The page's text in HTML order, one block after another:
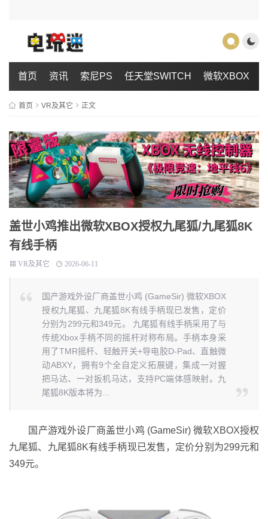
首页 资讯 索尼PS 任天堂SWITCH 微软XBOX
首页 VR及其它 正文
盖世小鸡推出微软XBOX授权九尾狐/九尾狐8K
有线手柄
VR及其它 2026-06-11
国产游戏外设厂商盖世小鸡 (GameSir) 微软XBOX
授权九尾狐、九尾狐8K有线手柄现已发售，定价
分别为299元和349元。 九尾狐有线手柄采用了与
传统Xbox手柄不同的摇杆对称布局。手柄本身采
用了TMR摇杆、轻触开关+导电胶D-Pad、直触微
动ABXY，拥有9个全自定义拓展键，集成一对握
把马达、一对扳机马达，支持PC端体感映射。九
尾狐8K版本将为...
国产游戏外设厂商盖世小鸡 (GameSir) 微软XBOX授权
九尾狐、九尾狐8K有线手柄现已发售，定价分别为299元和
349元。